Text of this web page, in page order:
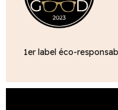
1er label éco-